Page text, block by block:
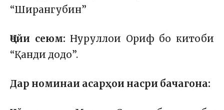
“Ширангубин”
Ҷойи сеюм: Нуруллои Ориф бо китоби
“Қанди додо”.
Дар номинаи асарҳои насри бачагона: